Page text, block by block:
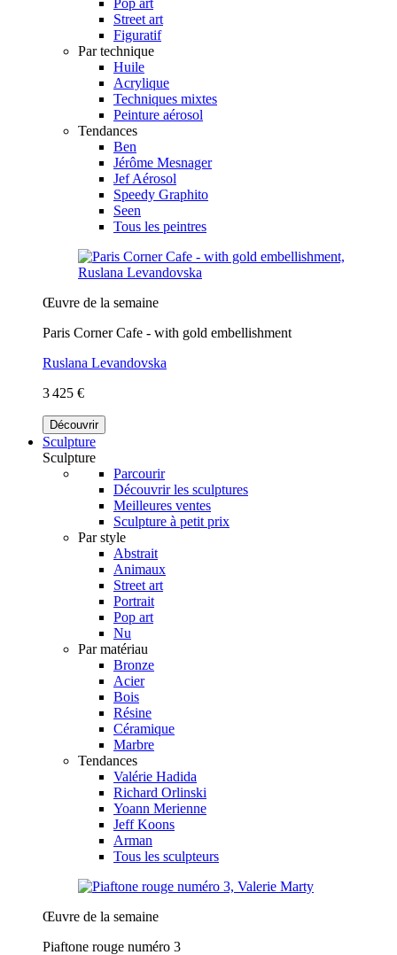
Street art
Figuratif
Par technique
Huile
Acrylique
Techniques mixtes
Peinture aérosol
Tendances
Ben
Jérôme Mesnager
Jef Aérosol
Speedy Graphito
Seen
Tous les peintres
Œuvre de la semaine
Paris Corner Cafe - with gold embellishment
Ruslana Levandovska
3 425 €
Découvrir
Sculpture
Sculpture
Parcourir
Découvrir les sculptures
Meilleures ventes
Sculpture à petit prix
Par style
Abstrait
Animaux
Street art
Portrait
Pop art
Nu
Par matériau
Bronze
Acier
Bois
Résine
Céramique
Marbre
Tendances
Valérie Hadida
Richard Orlinski
Yoann Merienne
Jeff Koons
Arman
Tous les sculpteurs
Œuvre de la semaine
Piaftone rouge numéro 3